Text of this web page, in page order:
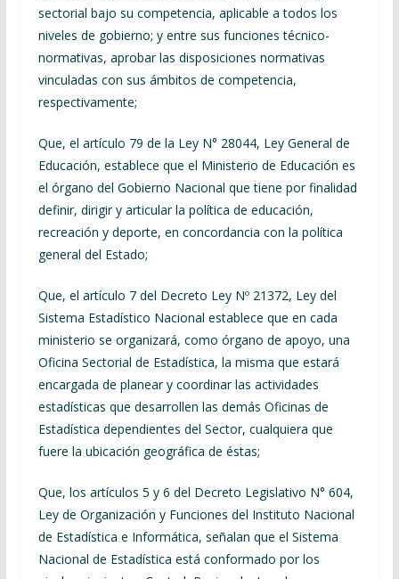
sectorial bajo su competencia, aplicable a todos los
niveles de gobierno; y entre sus funciones técnico-
normativas, aprobar las disposiciones normativas
vinculadas con sus ámbitos de competencia,
respectivamente;
Que, el artículo 79 de la Ley N° 28044, Ley General de
Educación, establece que el Ministerio de Educación es
el órgano del Gobierno Nacional que tiene por finalidad
definir, dirigir y articular la política de educación,
recreación y deporte, en concordancia con la política
general del Estado;
Que, el artículo 7 del Decreto Ley Nº 21372, Ley del
Sistema Estadístico Nacional establece que en cada
ministerio se organizará, como órgano de apoyo, una
Oficina Sectorial de Estadística, la misma que estará
encargada de planear y coordinar las actividades
estadísticas que desarrollen las demás Oficinas de
Estadística dependientes del Sector, cualquiera que
fuere la ubicación geográfica de éstas;
Que, los artículos 5 y 6 del Decreto Legislativo N° 604,
Ley de Organización y Funciones del Instituto Nacional
de Estadística e Informática, señalan que el Sistema
Nacional de Estadística está conformado por los